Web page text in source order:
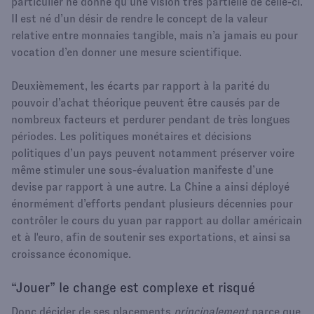
Il est né d’un désir de rendre le concept de la valeur
relative entre monnaies tangible, mais n’a jamais eu pour
vocation d’en donner une mesure scientifique.
Deuxièmement, les écarts par rapport à la parité du
pouvoir d’achat théorique peuvent être causés par de
nombreux facteurs et perdurer pendant de très longues
périodes. Les politiques monétaires et décisions
politiques d’un pays peuvent notamment préserver voire
même stimuler une sous-évaluation manifeste d’une
devise par rapport à une autre. La Chine a ainsi déployé
énormément d’efforts pendant plusieurs décennies pour
contrôler le cours du yuan par rapport au dollar américain
et à l'euro, afin de soutenir ses exportations, et ainsi sa
croissance économique.
“Jouer” le change est complexe et risqué
Donc décider de ses placements principalementparce que